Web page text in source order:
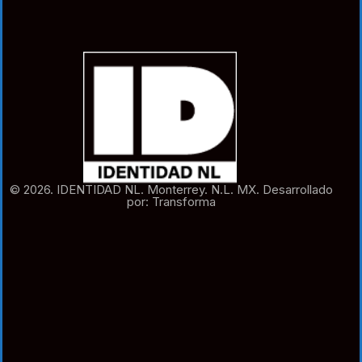
© 2026. IDENTIDAD NL. Monterrey. N.L. MX. Desarrollado
por: Transforma